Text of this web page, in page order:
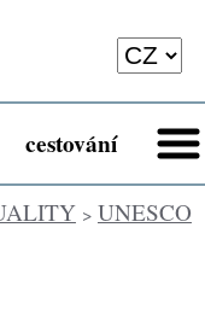
cestování
> UNESCO